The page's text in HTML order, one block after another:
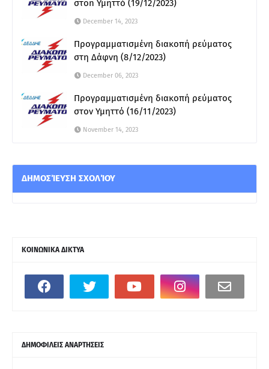
στon Υμηττό (19/12/2023)
December 14, 2023
Προγραμματισμένη διακοπή ρεύματος
στη Δάφνη (8/12/2023)
December 06, 2023
Προγραμματισμένη διακοπή ρεύματος
στoν Υμηττό (16/11/2023)
November 14, 2023
ΔΗΜΟΣΊΕΥΣΗ ΣΧΟΛΊΟΥ
ΚΟΙΝΩΝΙΚΑ ΔΙΚΤΥΑ
ΔΗΜΟΦΙΛΕΙΣ ΑΝΑΡΤΗΣΕΙΣ